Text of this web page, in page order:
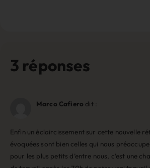
3 réponses
Marco Cafiero dit :
Enfin un éclaircissement sur cette nouvelle
évoquées sont bien celles qui nous
pour les plus petits d’entre nous, c’est une